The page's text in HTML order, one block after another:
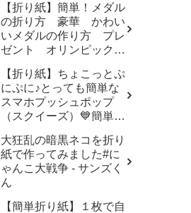
【折り紙】簡単！メダル
の折り方 豪華 かわい
いメダルの作り方 プレ
ゼント オリンピックメ
origamilibrary
【折り紙】ちょこっとぷ
にぷに♪とっても簡単な
スマホプッシュポップ
（スクイーズ）💙簡単可
make popit smartphone
Origami -
SodaCatOrigami 楽しい
折り紙♪
大狂乱の暗黒ネコを折り
紙で作ってみました#に
ゃんこ大戦争 - サンズく
ん
【簡単折り紙】１枚で自